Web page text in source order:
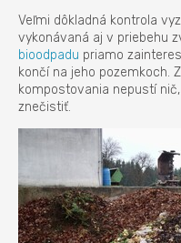
Veľmi dôkladná kontrola
vykonávaná aj v priebehu
bioodpadu priamo
končí na jeho pozemkoch.
kompostovania nepustí
znečistiť.